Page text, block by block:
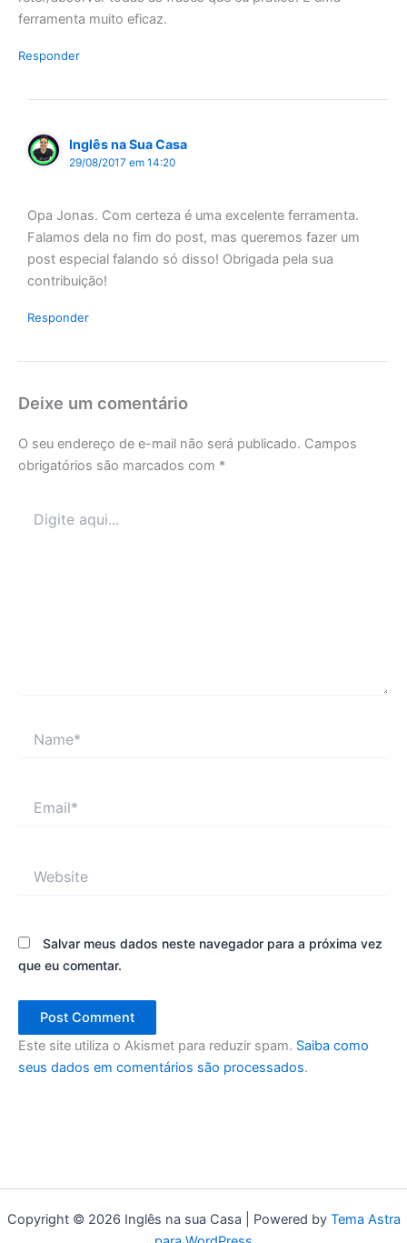
ferramenta muito eficaz.
Responder
Inglês na Sua Casa
29/08/2017 em 14:20
Opa Jonas. Com certeza é uma excelente ferramenta.
Falamos dela no fim do post, mas queremos fazer um
post especial falando só disso! Obrigada pela sua
contribuição!
Responder
Deixe um comentário
O seu endereço de e-mail não será publicado. Campos
obrigatórios são marcados com *
aqui...
Salvar meus dados neste navegador para a próxima vez
que eu comentar.
Este site utiliza o Akismet para reduzir spam. Saiba como
seus dados em comentários são processados.
Copyright © 2026 Inglês na sua Casa | Powered by Tema Astra